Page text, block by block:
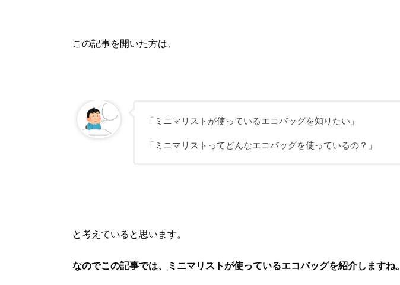
この記事を開いた方は、
「ミニマリストが使っているエコバッグを知りたい」
「ミニマリストってどんなエコバッグを使っているの？」
と考えていると思います。
なのでこの記事では、 ミニマリストが使っているエコバッグを紹介しますね。